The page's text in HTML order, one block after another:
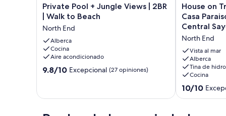
Private
Pool
Jungle
Views
|
2BR
|
End
Private Pool + Jungle Views | 2BR
| Walk to Beach
North End
Alberca
Cocina
Aire acondicionado
9.8
Excepcional,
9.8/10 Excepcional (27 opiniones)
House
on
Tranquil
Hill"-
Casa
Paraiso
del
Pacifico
-
North
House on
Casa
Central
North End
Vista al mar
Alberca
Tina de
Cocina
10.0
de
10/10